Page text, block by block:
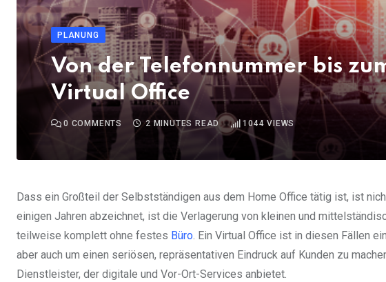
PLANUNG
Von der Telefonnummer bis
Virtual Office
0 COMMENTS 2 MINUTES READ 1044 VIEWS
Dass ein Großteil der Selbstständigen aus dem Home Office tätig ist, ist
einigen Jahren abzeichnet, ist die Verlagerung von kleinen und
teilweise komplett ohne festes Büro. Ein Virtual Office ist in diesen Fällen
aber auch um einen seriösen, repräsentativen Eindruck auf Kunden zu
Dienstleister, der digitale und Vor-Ort-Services anbietet.